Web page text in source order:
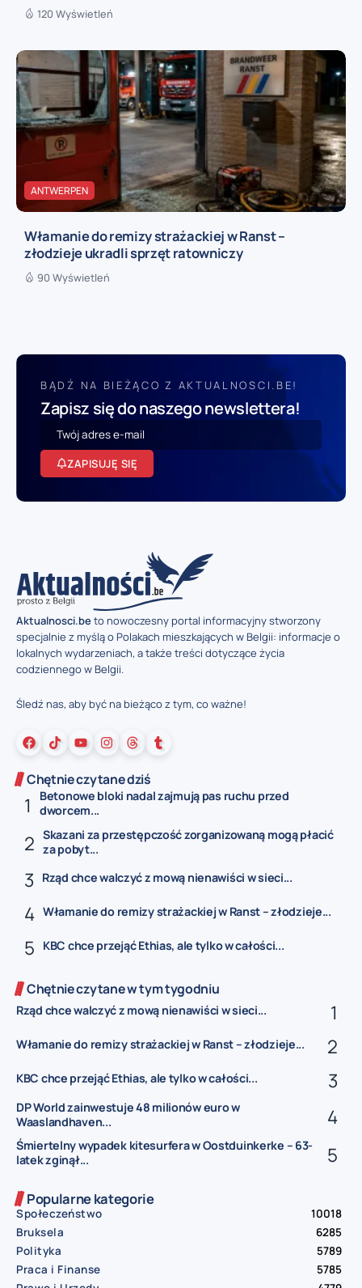
120 Wyświetleń
ANTWERPEN
Włamanie do remizy strażackiej w Ranst –
złodzieje ukradli sprzęt ratowniczy
90 Wyświetleń
BĄDŹ NA BIEŻĄCO Z AKTUALNOSCI.BE!
Zapisz się do naszego newslettera!
ZAPISUJĘ SIĘ
Aktualnosci.beto nowoczesny portal informacyjny stworzony
specjalnie z myślą o Polakach mieszkających w Belgii: informacje o
lokalnych wydarzeniach, a także treści dotyczące życia
codziennego w Belgii.
Śledź nas, aby być na bieżąco z tym, co ważne!
Chętnie czytane dziś
Betonowe bloki nadal zajmują pas ruchu przed
dworcem...
Skazani za przestępczość zorganizowaną mogą płacić
za pobyt...
Rząd chce walczyć z mową nienawiści w sieci...
Włamanie do remizy strażackiej w Ranst – złodzieje...
KBC chce przejąć Ethias, ale tylko w całości...
Chętnie czytane w tym tygodniu
Rząd chce walczyć z mową nienawiści w sieci...
Włamanie do remizy strażackiej w Ranst – złodzieje...
KBC chce przejąć Ethias, ale tylko w całości...
DP World zainwestuje 48 milionów euro w
Waaslandhaven...
Śmiertelny wypadek kitesurfera w Oostduinkerke – 63-
latek zginął...
Popularne kategorie
Społeczeństwo
10018
Bruksela
6285
Polityka
5789
Praca i Finanse
5785